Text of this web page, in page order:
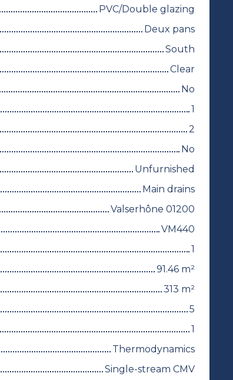
PVC/Double glazing
Deux pans
South
Clear
No
1
2
No
Unfurnished
Main drains
Valserhône 01200
VM440
1
91.46 m²
313 m²
5
1
Thermodynamics
Single-stream CMV